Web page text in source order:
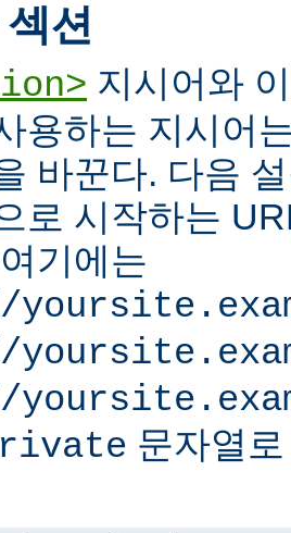
션
지시어와
용하는 지시어
바꾼다. 다음
로 시작하는
기에는
문자열